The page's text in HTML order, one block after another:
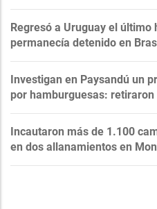
Regresó a Uruguay el último
permanecía detenido en
Investigan en Paysandú un
por hamburguesas:
Incautaron más de 1.100
en dos allanamientos en